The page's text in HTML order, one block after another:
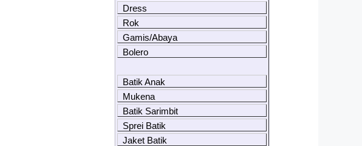
Dress
Rok
Gamis/Abaya
Bolero
Batik Anak
Mukena
Batik Sarimbit
Sprei Batik
Jaket Batik